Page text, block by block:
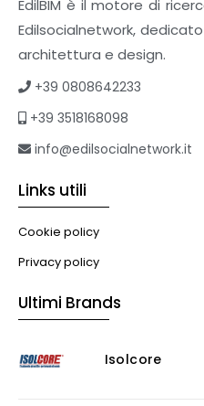
Supporti per esterni
Tetti verdi
eBook
Formazione
Illuminazione
Murature
Risanamento E
EdilBIM è il motore di
Edilsocialnetwork,
architettura e design.
+39 0808642233
+39 3518168098
info@edilsocialnetwork.it
Links utili
Cookie policy
Privacy policy
Ultimi Brands
Isolcore